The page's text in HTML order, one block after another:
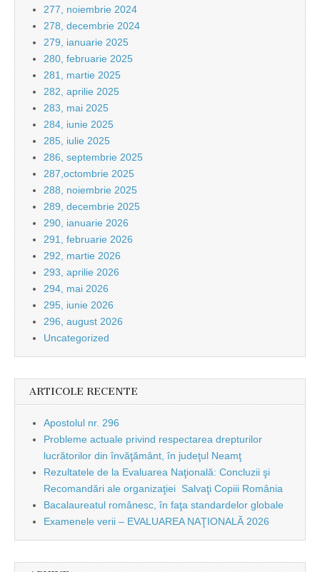
277, noiembrie 2024
278, decembrie 2024
279, ianuarie 2025
280, februarie 2025
281, martie 2025
282, aprilie 2025
283, mai 2025
284, iunie 2025
285, iulie 2025
286, septembrie 2025
287,octombrie 2025
288, noiembrie 2025
289, decembrie 2025
290, ianuarie 2026
291, februarie 2026
292, martie 2026
293, aprilie 2026
294, mai 2026
295, iunie 2026
296, august 2026
Uncategorized
ARTICOLE RECENTE
Apostolul nr. 296
Probleme actuale privind respectarea drepturilor
lucrătorilor din învăţământ, în judeţul Neamţ
Rezultatele de la Evaluarea Naţională: Concluzii şi
Recomandări ale organizaţiei Salvaţi Copiii România
Bacalaureatul românesc, în faţa standardelor globale
Examenele verii – EVALUAREA NAŢIONALĂ 2026